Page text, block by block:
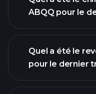
ABQQ
ABQQ pour le
Quel a été le
pour le dernier